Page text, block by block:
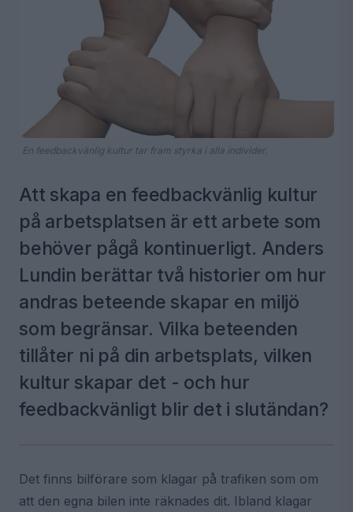
En feedbackvänlig kultur tar fram styrka i alla individer.
Att skapa en feedbackvänlig kultur
på arbetsplatsen är ett arbete som
behöver pågå kontinuerligt. Anders
Lundin berättar två historier om hur
andras beteende skapar en miljö
som begränsar. Vilka beteenden
tillåter ni på din arbetsplats, vilken
kultur skapar det - och hur
feedbackvänligt blir det i slutändan?
Det finns bilförare som klagar på trafiken som om
att den egna bilen inte räknades dit. Ibland klagar